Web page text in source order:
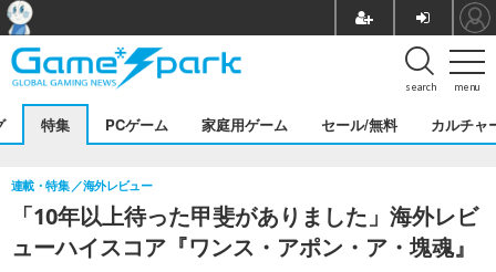
menu
search
特集 PCゲーム 家庭用ゲーム セール/無料 カルチャ
「10年以上待った甲斐がありました」海外レビ
ューハイスコア『ワンス・アポン・ア・塊魂』
連載・特集 海外レビュー